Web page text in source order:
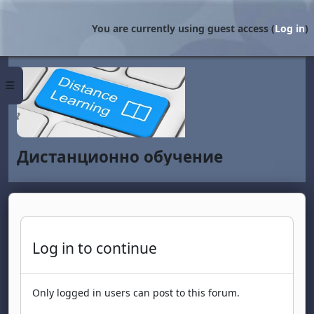
Side panel
You are currently using guest access (Log in)
Дистанционно обучение
Log in to continue
Only logged in users can post to this forum.